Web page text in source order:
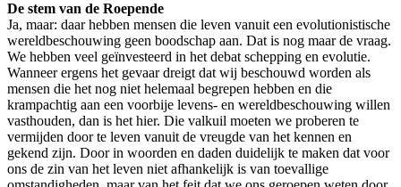
De stem van de Roepende
Ja, maar: daar hebben mensen die leven vanuit een evolutionistische
wereldbeschouwing geen boodschap aan. Dat is nog maar de vraag.
We hebben veel geïnvesteerd in het debat schepping en evolutie.
Wanneer ergens het gevaar dreigt dat wij beschouwd worden als
mensen die het nog niet helemaal begrepen hebben en die
krampachtig aan een voorbije levens- en wereldbeschouwing willen
vasthouden, dan is het hier. Die valkuil moeten we proberen te
vermijden door te leven vanuit de vreugde van het kennen en
gekend zijn. Door in woorden en daden duidelijk te maken dat voor
ons de zin van het leven niet afhankelijk is van toevallige